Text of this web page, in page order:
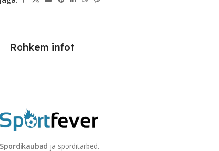
Rohkem infot
Spordikaubad ja sporditarbed.